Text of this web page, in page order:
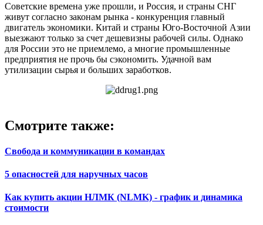
Советские времена уже прошли, и Россия, и страны СНГ
живут согласно законам рынка - конкуренция главный
двигатель экономики. Китай и страны Юго-Восточной Азии
выезжают только за счет дешевизны рабочей силы. Однако
для России это не приемлемо, а многие промышленные
предприятия не прочь бы сэкономить. Удачной вам
утилизации сырья и больших заработков.
Смотрите также:
Свобода и коммуникации в командах
5 опасностей для наручных часов
Как купить акции НЛМК (NLMK) - график и динамика
стоимости